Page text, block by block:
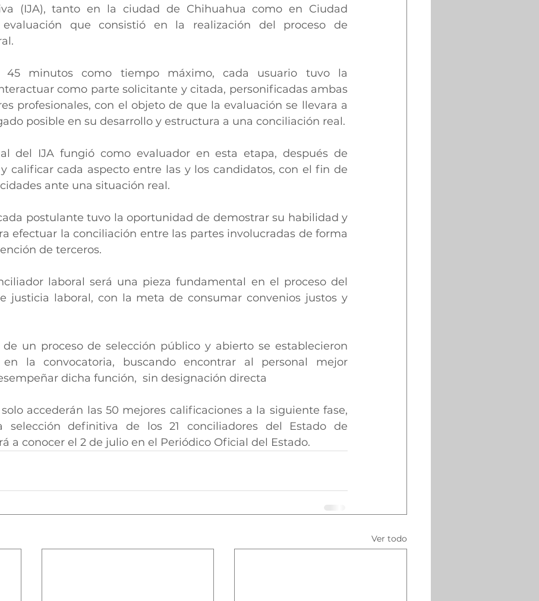
(IJA), tanto en la ciudad de Chihuahua como en Ciudad
que consistió en la realización del proceso de
45 minutos como tiempo máximo, cada usuario tuvo la
como parte solicitante y citada, personificadas ambas
profesionales, con el objeto de que la evaluación se llevara a
posible en su desarrollo y estructura a una conciliación real.
del IJA fungió como evaluador en esta etapa, después de
calificar cada aspecto entre las y los candidatos, con el fin de
ante una situación real.
postulante tuvo la oportunidad de demostrar su habilidad y
efectuar la conciliación entre las partes involucradas de forma
de terceros.
laboral será una pieza fundamental en el proceso del
justicia laboral, con la meta de consumar convenios justos y
un proceso de selección público y abierto se establecieron
en la convocatoria, buscando encontrar al personal mejor
dicha función,  sin designación directa
accederán las 50 mejores calificaciones a la siguiente fase,
definitiva de los 21 conciliadores del Estado de
a conocer el 2 de julio en el Periódico Oficial del Estado.
Ver todo